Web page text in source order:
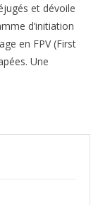
et dévoile
d’initiation
en FPV (First
Une